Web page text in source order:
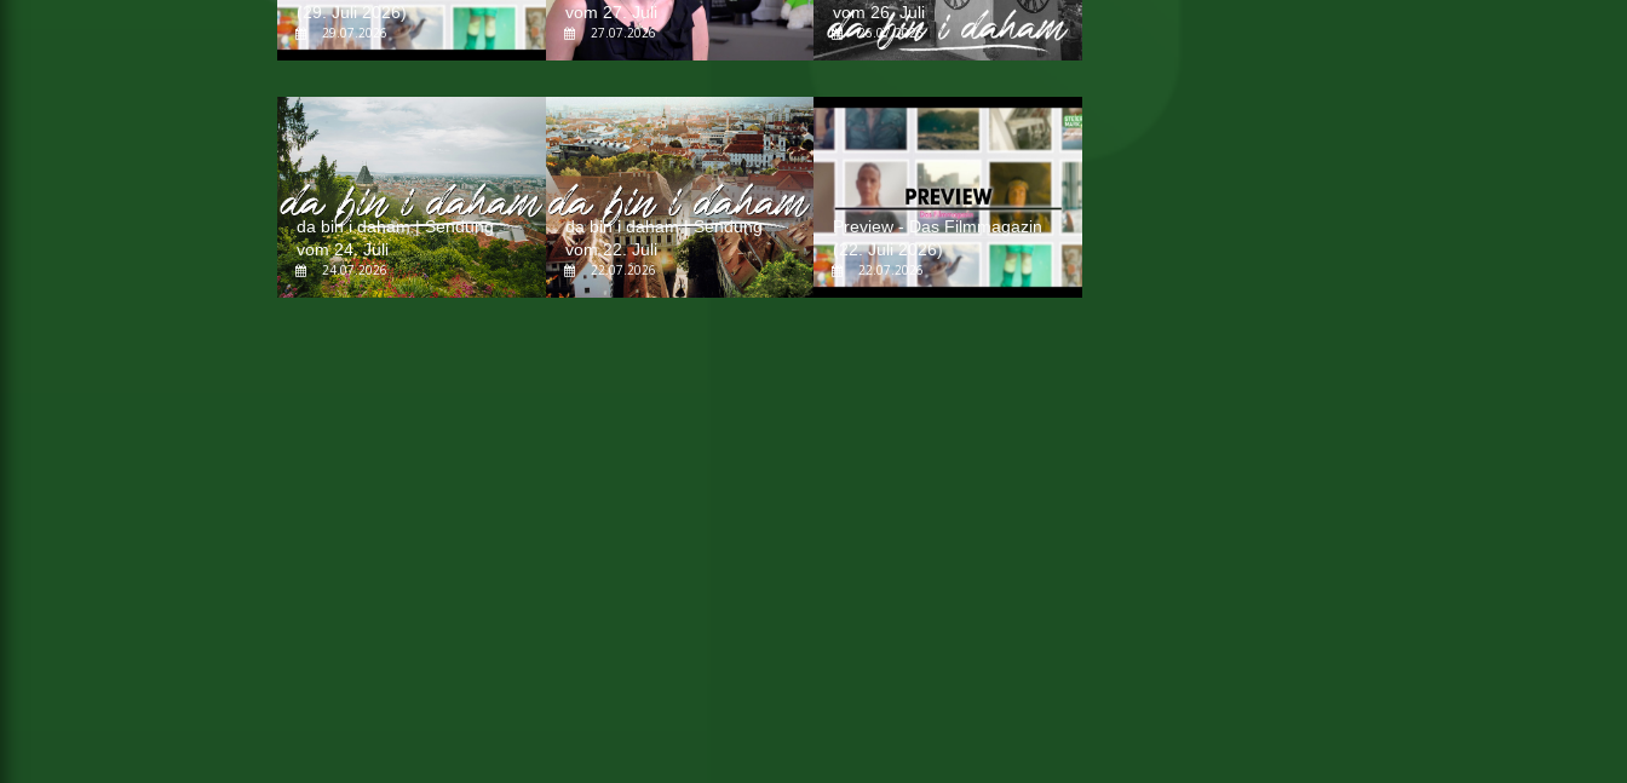
(29. Juli 2026)
29.07.2026
vom 27. Juli
27.07.2026
vom 26. Juli
26.07.2026
da bin i daham | Sendung
vom 24. Juli
24.07.2026
da bin i daham | Sendung
vom 22. Juli
22.07.2026
Preview - Das Filmmagazin
(22. Juli 2026)
22.07.2026